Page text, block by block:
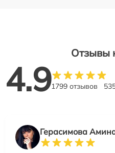
Отзывы
4.91799 отзывов
Герасимова